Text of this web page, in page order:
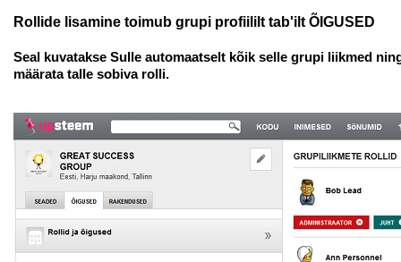
Rollide lisamine toimub grupi profiililt tab'ilt ÕIGUSED
Seal kuvatakse Sulle automaatselt kõik selle grupi liikmed
määrata talle sobiva rolli.